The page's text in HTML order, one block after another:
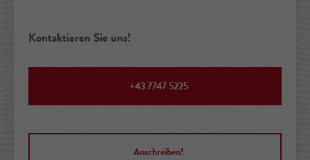
Kontaktieren Sie uns!
+43 7747 5225
Anschreiben!